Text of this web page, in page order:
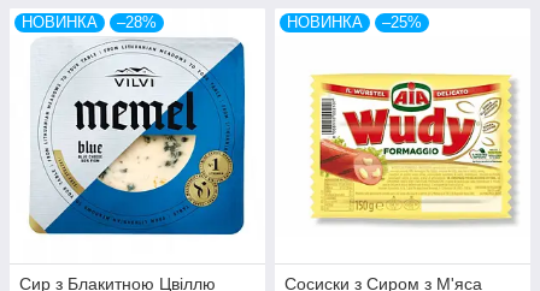
НОВИНКА –28%
Сир з Блакитною Цвіллю
НОВИНКА –25%
Сосиски з Сиром з М'яса